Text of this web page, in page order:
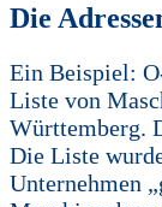
Die
Ein Beispiel:
Liste von
Württemberg.
Die Liste
Unternehmen